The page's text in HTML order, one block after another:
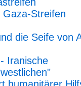
Streifen
die Seife von
Iranische